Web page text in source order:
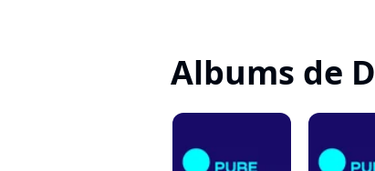
Albums de